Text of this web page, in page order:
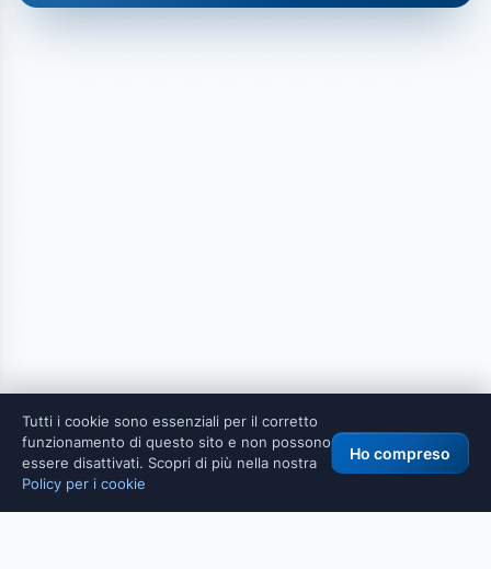
Tutti i cookie sono essenziali per il corretto
funzionamento di questo sito e non possono
essere disattivati. Scopri di più nella nostra
Policy per i cookie
Ho compreso